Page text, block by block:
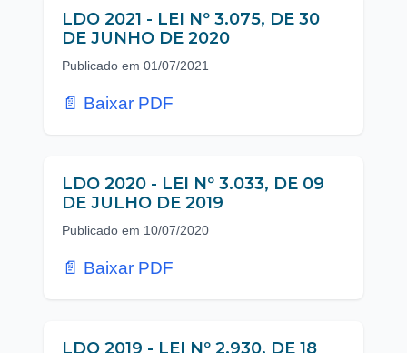
LDO 2021 - LEI Nº 3.075, DE 30
DE JUNHO DE 2020
Publicado em 01/07/2021
📄 Baixar PDF
LDO 2020 - LEI Nº 3.033, DE 09
DE JULHO DE 2019
Publicado em 10/07/2020
📄 Baixar PDF
LDO 2019 - LEI Nº 2.930, DE 18